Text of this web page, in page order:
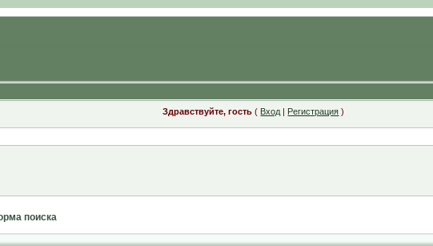
Здравствуйте, гость ( Вход | Регистрация )
поиска